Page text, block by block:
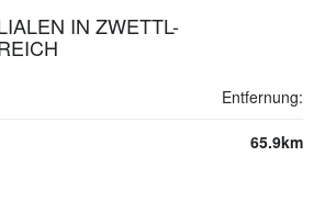
IN ZWETTL-
Entfernung:
65.9km